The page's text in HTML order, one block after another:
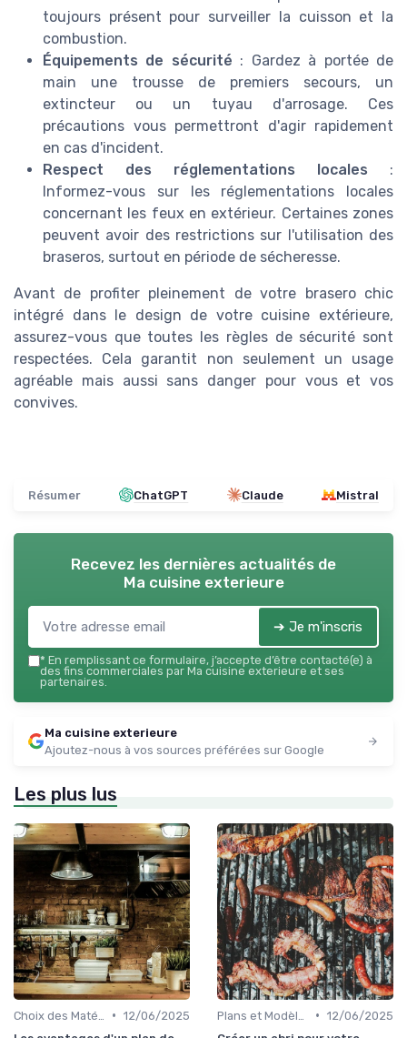
toujours présent pour surveiller la cuisson et la
combustion.
Équipements de sécurité : Gardez à portée de
main une trousse de premiers secours, un
extincteur ou un tuyau d'arrosage. Ces
précautions vous permettront d'agir rapidement
en cas d'incident.
Respect des réglementations locales :
Informez-vous sur les réglementations locales
concernant les feux en extérieur. Certaines zones
peuvent avoir des restrictions sur l'utilisation des
braseros, surtout en période de sécheresse.
Avant de profiter pleinement de votre brasero chic
intégré dans le design de votre cuisine extérieure,
assurez-vous que toutes les règles de sécurité sont
respectées. Cela garantit non seulement un usage
agréable mais aussi sans danger pour vous et vos
convives.
Résumer ChatGPT Claude Mistral
Recevez les dernières actualités de
Ma cuisine exterieure
➔ Je m'inscris
* En remplissant ce formulaire, j’accepte d’être contacté(e) à
des fins commerciales par Ma cuisine exterieure et ses
partenaires.
Ma cuisine exterieure
Ajoutez-nous à vos sources préférées sur Google
Les plus lus
• 12/06/2025
• 12/06/2025